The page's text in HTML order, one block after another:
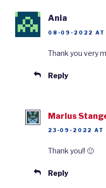
For eksempel har
setningen «stolen
setningen, selv om
og du, hvis du kan
Å kunne et språk
på språket og
sammen gjør at jeg
setninger.
Ania
08-09-2022 AT
Thank you very
Reply
Marius
23-09-2022 AT
Thank you!! 🙂
Reply